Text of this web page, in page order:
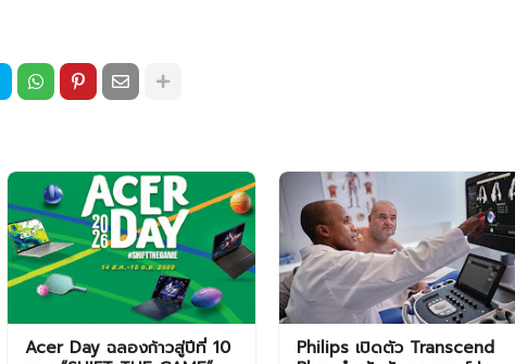
Acer Day ฉลองก้าวสู่ปีที่ 10
Philips เปิดตัว Transcend